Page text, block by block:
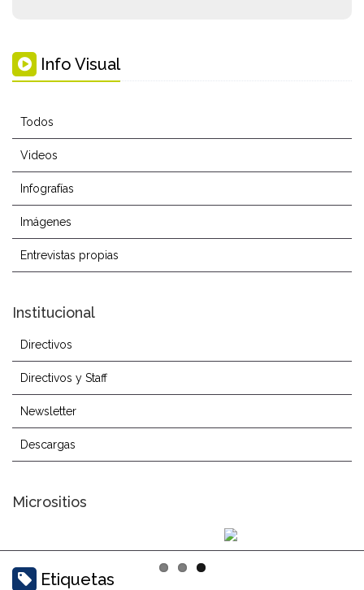
Info Visual
Todos
Videos
Infografías
Imágenes
Entrevistas propias
Institucional
Directivos
Directivos y Staff
Newsletter
Descargas
Micrositios
Etiquetas